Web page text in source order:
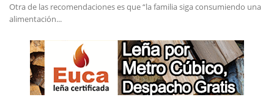
Otra de las recomendaciones es que “la familia siga consumiendo una
alimentación...